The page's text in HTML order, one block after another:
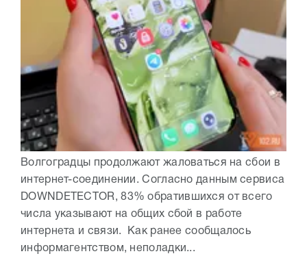
Волгоградцы продолжают жаловаться на сбои в
интернет-соединении. Согласно данным сервиса
DOWNDETECTOR, 83% обратившихся от всего
числа указывают на общих сбой в работе
интернета и связи. Как ранее сообщалось
информагентством, неполадки...